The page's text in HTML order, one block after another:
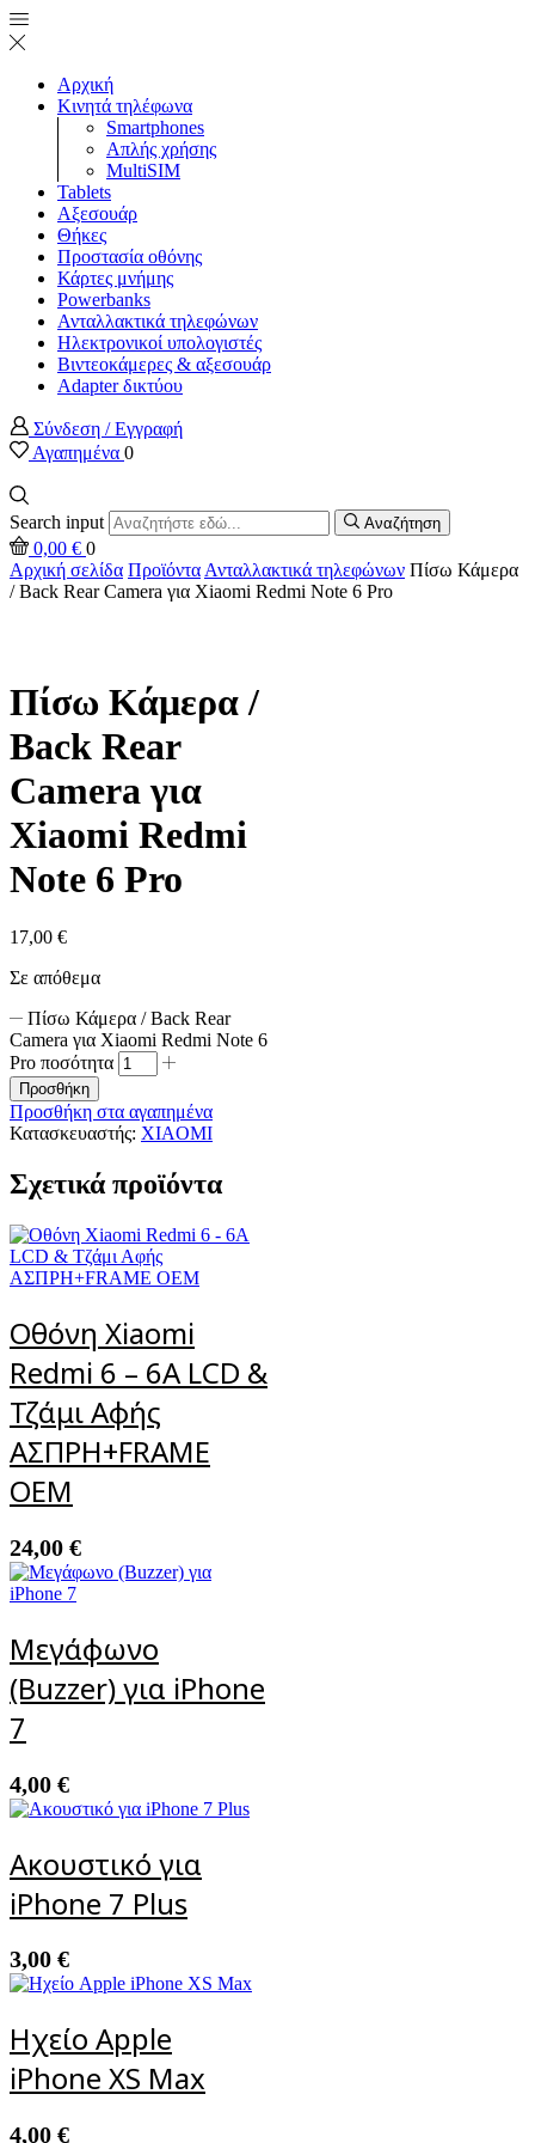
Αρχική
Κινητά τηλέφωνα
Smartphones
Απλής χρήσης
MultiSIM
Tablets
Αξεσουάρ
Θήκες
Προστασία οθόνης
Κάρτες μνήμης
Powerbanks
Ανταλλακτικά τηλεφώνων
Ηλεκτρονικοί υπολογιστές
Βιντεοκάμερες & αξεσουάρ
Adapter δικτύου
Σύνδεση / Εγγραφή
Αγαπημένα 0
Search input Αναζήτηση
0,00 € 0
Αρχική σελίδα Προϊόντα Ανταλλακτικά τηλεφώνων Πίσω Κάμερα
/ Back Rear Camera για Xiaomi Redmi Note 6 Pro
Πίσω Κάμερα /
Back Rear
Camera για
Xiaomi Redmi
Note 6 Pro
17,00 €
Σε απόθεμα
Πίσω Κάμερα / Back Rear
Camera για Xiaomi Redmi Note 6
Pro ποσότητα
Προσθήκη
Προσθήκη στα αγαπημένα
Κατασκευαστής: XIAOMI
Σχετικά προϊόντα
Οθόνη Xiaomi
Redmi 6 – 6A LCD &
Τζάμι Αφής
ΑΣΠΡΗ+FRAME
OEM
24,00 €
Μεγάφωνο
(Buzzer) για iPhone
7
4,00 €
Ακουστικό για
iPhone 7 Plus
3,00 €
Ηχείο Apple
iPhone XS Max
4,00 €